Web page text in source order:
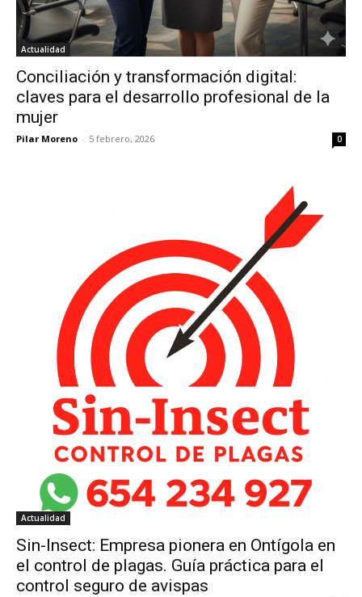
Actualidad
Conciliación y transformación digital:
claves para el desarrollo profesional de la
mujer
Pilar Moreno - 5 febrero, 2026 0
Actualidad
Sin-Insect: Empresa pionera en Ontígola en
el control de plagas. Guía práctica para el
control seguro de avispas